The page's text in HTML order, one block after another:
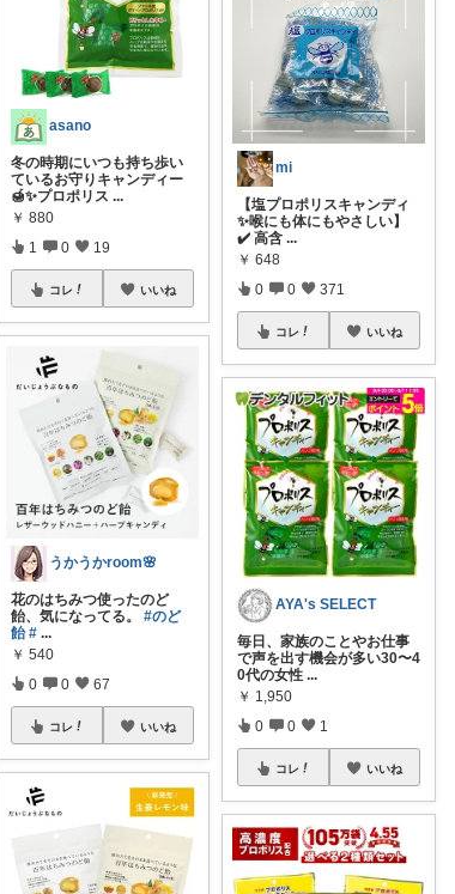
asano
冬の時期にいつも持ち歩い
ているお守りキャンディー
🍯✨プロポリス ...
￥ 880
1 0 19
コレ いいね
うかうかroom🌸
花のはちみつ使ったのど
飴、気になってる。#のど
飴 # ...
￥ 540
0 0 67
コレ いいね
mi
【塩プロポリスキャンディ
✨喉にも体にもやさしい】
✔️ 高含 ...
￥ 648
0 0 371
コレ いいね
AYA's SELECT
毎日、家族のことやお仕事
で声を出す機会が多い30〜4
0代の女性 ...
￥ 1,950
0 0 1
コレ いいね